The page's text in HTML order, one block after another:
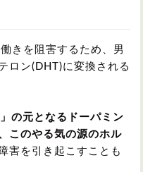
きを阻害するため、男
ロン(DHT)に変換される
の元となるドーパミン
このやる気の源のホル
害を引き起こすことも